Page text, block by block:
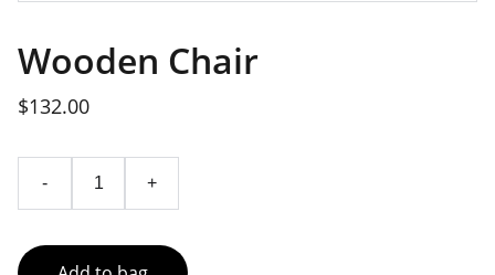
Wooden Chair
$132.00
- +